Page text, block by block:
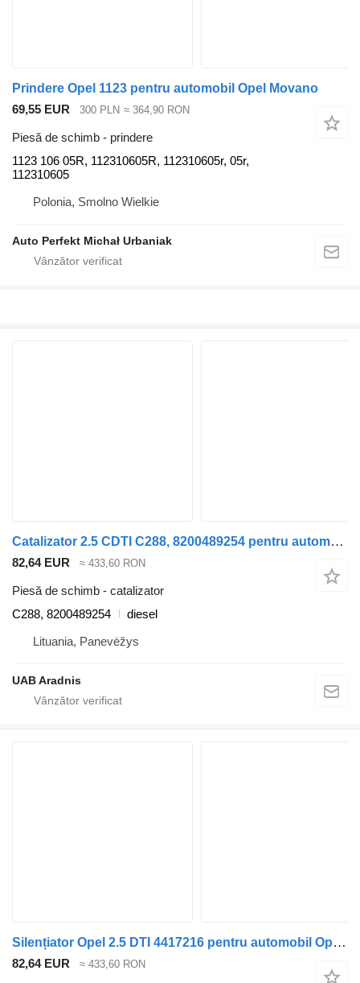
Prindere Opel 1123 pentru automobil Opel Movano
69,55 EUR
300 PLN ≈ 364,90 RON
Piesă de schimb - prindere
1123 106 05R, 112310605R, 112310605r, 05r,
112310605
Polonia, Smolno Wielkie
Auto Perfekt Michał Urbaniak
Catalizator 2.5 CDTI C288, 8200489254 pentru automobil Opel MOVANO Flatbed (U9, E9)
82,64 EUR ≈ 433,60 RON
Piesă de schimb - catalizator
C288, 8200489254
diesel
Lituania, Panevėžys
UAB Aradnis
Silențiator Opel 2.5 DTI 4417216 pentru automobil Opel MOVANO Dump truck (H9)
82,64 EUR ≈ 433,60 RON